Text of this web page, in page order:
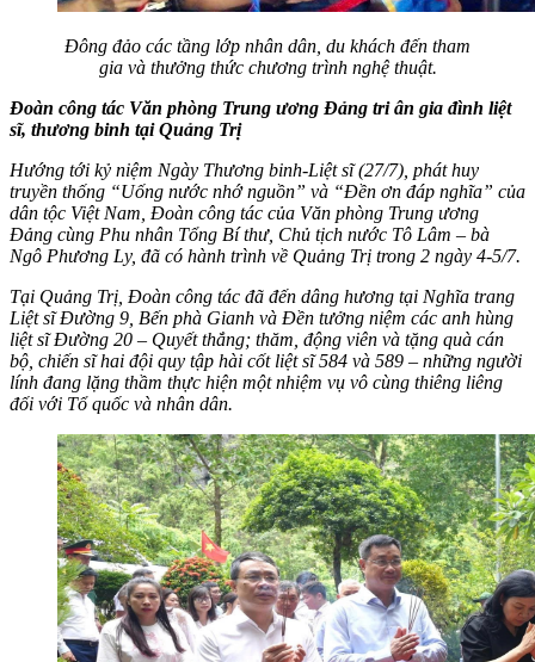
Đông đảo các tầng lớp nhân dân, du khách đến tham
gia và thưởng thức chương trình nghệ thuật.
Đoàn công tác Văn phòng Trung ương Đảng tri ân gia đình liệt
sĩ, thương binh tại Quảng Trị
Hướng tới kỷ niệm Ngày Thương binh-Liệt sĩ (27/7), phát huy
truyền thống “Uống nước nhớ nguồn” và “Đền ơn đáp nghĩa” của
dân tộc Việt Nam, Đoàn công tác của Văn phòng Trung ương
Đảng cùng Phu nhân Tổng Bí thư, Chủ tịch nước Tô Lâm – bà
Ngô Phương Ly, đã có hành trình về Quảng Trị trong 2 ngày 4-5/7.
Tại Quảng Trị, Đoàn công tác đã đến dâng hương tại Nghĩa trang
Liệt sĩ Đường 9, Bến phà Gianh và Đền tưởng niệm các anh hùng
liệt sĩ Đường 20 – Quyết thắng; thăm, động viên và tặng quà cán
bộ, chiến sĩ hai đội quy tập hài cốt liệt sĩ 584 và 589 – những người
lính đang lặng thầm thực hiện một nhiệm vụ vô cùng thiêng liêng
đối với Tổ quốc và nhân dân.